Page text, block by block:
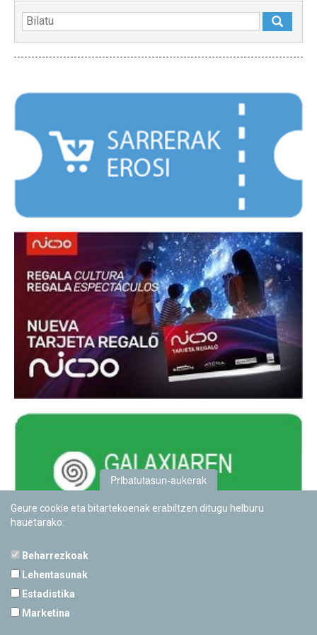
Pribatutasun-aukerak
Geure cookie eta bitartekoenak erabiltzen ditugu helburu
hauetarako:
Beharrezkoak
Lehentasunak
Estadistika
Marketina